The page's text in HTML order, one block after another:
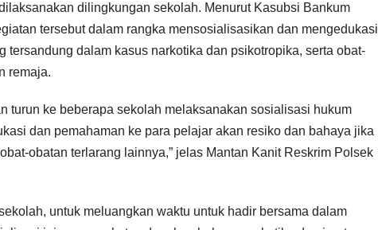
dilingkungan sekolah. Menurut Kasubsi Bankum
tersebut dalam rangka mensosialisasikan dan mengedukasi
tersandung dalam kasus narkotika dan psikotropika, serta obat-
remaja.
turun ke beberapa sekolah melaksanakan sosialisasi hukum
dan pemahaman ke para pelajar akan resiko dan bahaya jika
obatan terlarang lainnya,” jelas Mantan Kanit Reskrim Polsek
untuk meluangkan waktu untuk hadir bersama dalam